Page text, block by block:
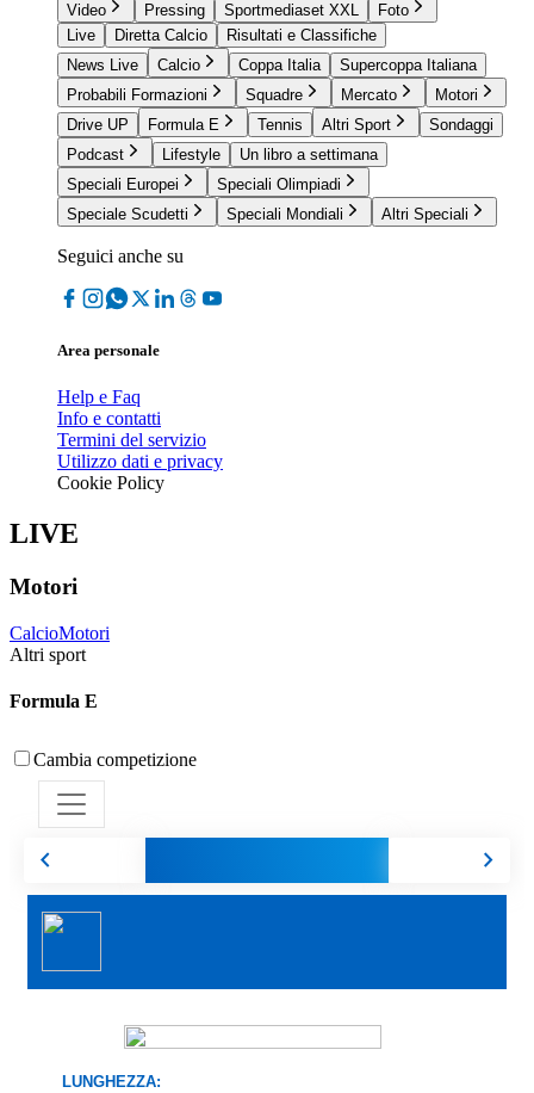
Video Pressing Sportmediaset XXL
Foto
Live
Diretta Calcio
Risultati e Classifiche
News Live
Calcio Coppa Italia
Supercoppa Italiana
Probabili Formazioni
Squadre Mercato
Motori
Drive UP
Formula E Tennis Altri Sport
Sondaggi
Podcast
Lifestyle
Un libro a settimana
Speciali Europei
Speciali Olimpiadi
Speciale Scudetti
Speciali Mondiali Altri Speciali
Seguici anche su
Area personale
Help e Faq
Info e contatti
Termini del servizio
Utilizzo dati e privacy
Cookie Policy
LIVE
Motori
CalcioMotori
Altri sport
Formula E
Cambia competizione